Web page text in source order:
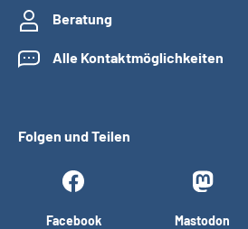
Beratung
Alle Kontaktmöglichkeiten
Folgen und Teilen
Facebook Mastodon